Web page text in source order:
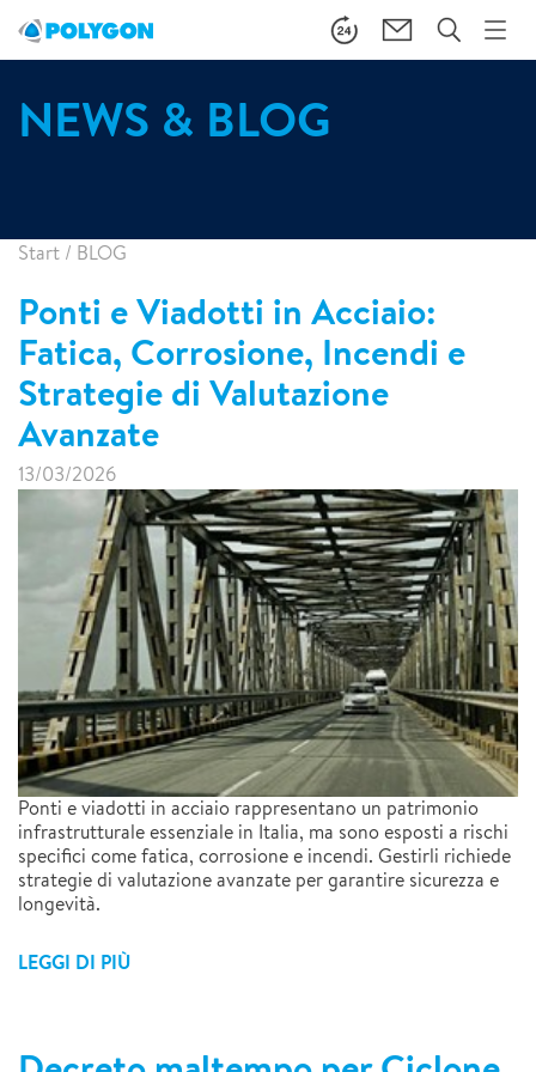
NEWS & BLOG
Start / BLOG
Ponti e Viadotti in Acciaio:
Fatica, Corrosione, Incendi e
Strategie di Valutazione
Avanzate
13/03/2026
Ponti e viadotti in acciaio rappresentano un patrimonio
infrastrutturale essenziale in Italia, ma sono esposti a rischi
specifici come fatica, corrosione e incendi. Gestirli richiede
strategie di valutazione avanzate per garantire sicurezza e
longevità.
LEGGI DI PIÙ